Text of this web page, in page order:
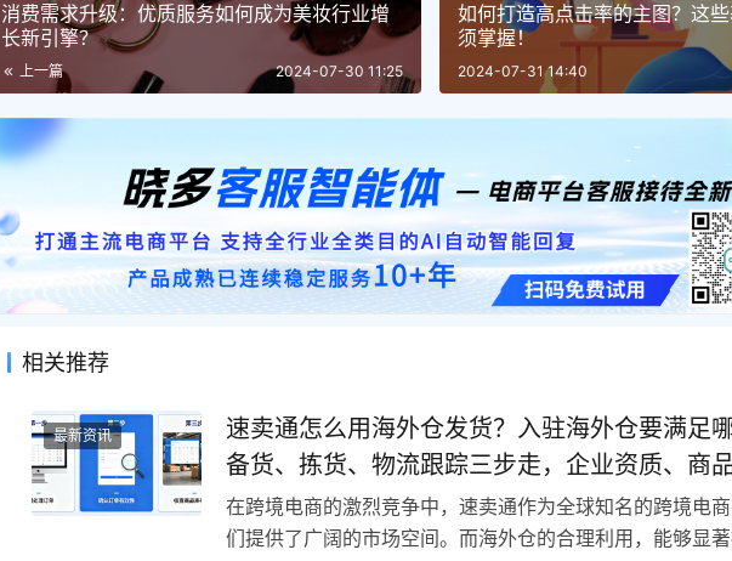
消费需求升级：优质服务如何成为美妆行业增
长新引擎？
上一篇 2024-07-30 11:25
如何打造高点击率的主图？这
须掌握！
2024-07-31 14:40
相关推荐
最新资讯
速卖通怎么用海外仓发货？入驻海外仓要满足
备货、拣货、物流跟踪三步走，企业资质、商
存管理缺一不可！
在跨境电商的激烈竞争中，速卖通作为全球知名的跨境电
们提供了广阔的市场空间。而海外仓的合理利用，能够显